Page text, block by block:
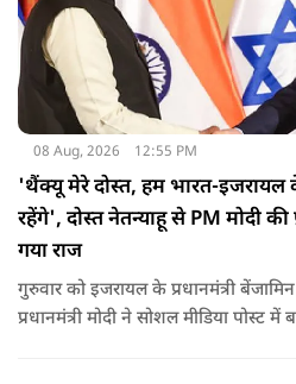
08 Aug, 2026 12:55 PM
'थैंक्यू मेरे दोस्त, हम भारत-
रहेंगे', दोस्त नेतन्याहू से PM मोदी
गया राज
गुरुवार को इजरायल के प्रधानमंत्री
प्रधानमंत्री मोदी ने सोशल मीड‍िया पोस्‍ट में